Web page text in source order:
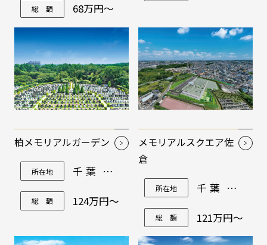
総 額 68万円～
柏メモリアルガーデン
所在地 千葉県柏
市増尾180-
総 額 124万円～
メモリアルスクエア佐
倉
所在地 千葉県佐
倉市吉見
総 額 121万円～